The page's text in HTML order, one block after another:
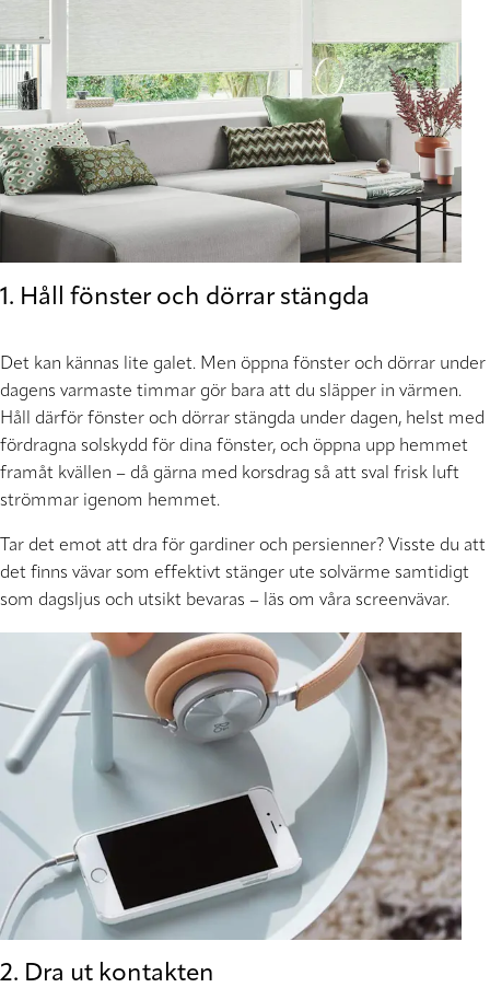
1. Håll fönster och dörrar stängda
Det kan kännas lite galet. Men öppna fönster och dörrar under
dagens varmaste timmar gör bara att du släpper in värmen.
Håll därför fönster och dörrar stängda under dagen, helst med
fördragna solskydd för dina fönster, och öppna upp hemmet
framåt kvällen – då gärna med korsdrag så att sval frisk luft
strömmar igenom hemmet.
Tar det emot att dra för gardiner och persienner? Visste du att
det finns vävar som effektivt stänger ute solvärme samtidigt
som dagsljus och utsikt bevaras – läs om våra screenvävar.
2. Dra ut kontakten